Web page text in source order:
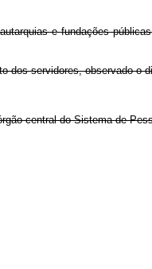
e fundações
dos servidores, observado o
central do Sistema de